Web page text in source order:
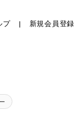
プ 新規会員登録